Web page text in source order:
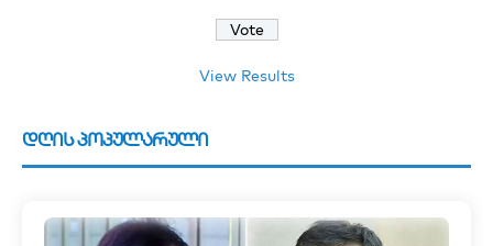
View Results
დღის პოპულარული